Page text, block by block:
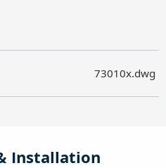
73010x.dwg
Installation